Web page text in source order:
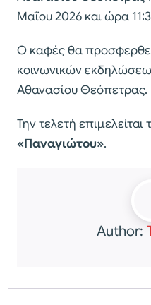
Μαΐου 2026 και ώρα
Ο καφές θα
κοινωνικών
Αθανασίου Θεόπετρας.
Την τελετή
«Παναγιώτου».
Author: